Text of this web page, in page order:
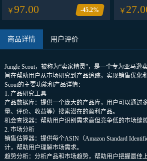
￥97.00 -45.2% ￥
商品详情 用户评价
Jungle Scout，被称为“卖家精灵”，是一个专为亚马逊
旨在帮助用户从市场研究到产品追踪，实现销售优化
Scout的主要功能和产品详情：
1. 产品研究工具
产品数据库：提供一个庞大的产品库，用户可以通过
量、评价、收益等）搜索潜在的盈利产品。
机会查找器：帮助用户识别需求高但竞争低的市场缝
2. 市场分析
销售估算器：提供每个ASIN（Amazon Standard
计，帮助用户理解市场需求。
趋势分析：分析产品和市场趋势，帮助用户把握最佳上